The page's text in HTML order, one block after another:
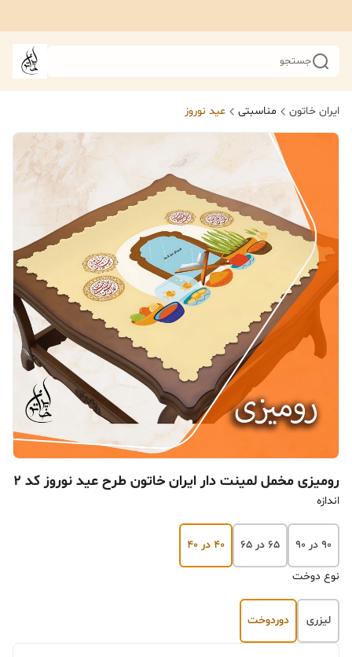
جستجو
ایران خاتون مناسبتی عید نوروز
رومیزی مخمل لمینت دار ایران خاتون طرح عید نوروز کد ۲
اندازه
۹۰ در ۹۰ ۶۵ در ۶۵ ۴۰ در ۴۰
نوع دوخت
لیزری دوردوخت